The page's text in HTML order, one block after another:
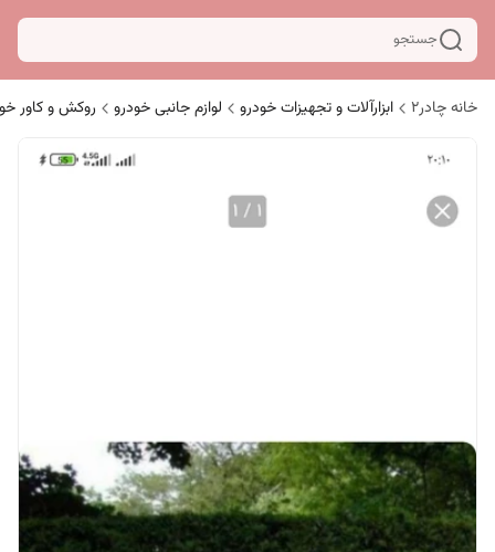
جستجو
خانه چادر۲ ابزارآلات و تجهیزات خودرو لوازم جانبی خودرو روکش و کاور